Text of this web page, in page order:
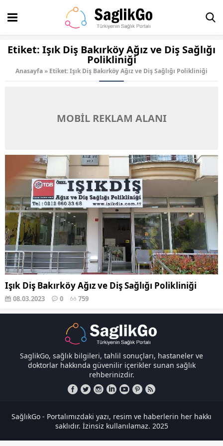
Etiket: Işık Diş Bakırköy Ağız ve Diş Sağlığı
Polikliniği
Anasayfa» Etiket: Işık Diş Bakırköy Ağız ve Diş Sağlığı Polikliniği
MOBİL REKLAM ALANI
Işık Diş Bakırköy Ağız ve Diş Sağlığı Polikliniği
08.03.2023 0 759
SaglikGo, sağlık bilgileri, tahlil sonuçları, hastaneler ve
doktorlar hakkında güvenilir içerikler sunan sağlık
rehberinizdir.
SağlıkGo - Portalımızdaki yazı, resim ve haberlerin her hakkı
saklıdır. İzinsiz kullanılamaz. 2025